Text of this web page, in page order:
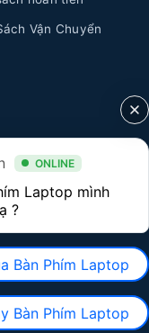
hoạt động đúng
dài, dẫn đến các
liệt phím, bong
Laptop Dell bị
số phím không
bạn bấm vào phím.
phím cụ thể hoặc
Vận Chuyển
ONLINE
Laptop mình
?
Bàn Phím Laptop
Bàn Phím Laptop